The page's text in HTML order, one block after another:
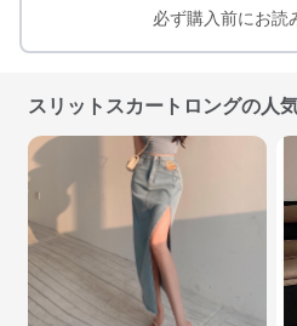
必ず購入前にお読
スリットスカートロングの人